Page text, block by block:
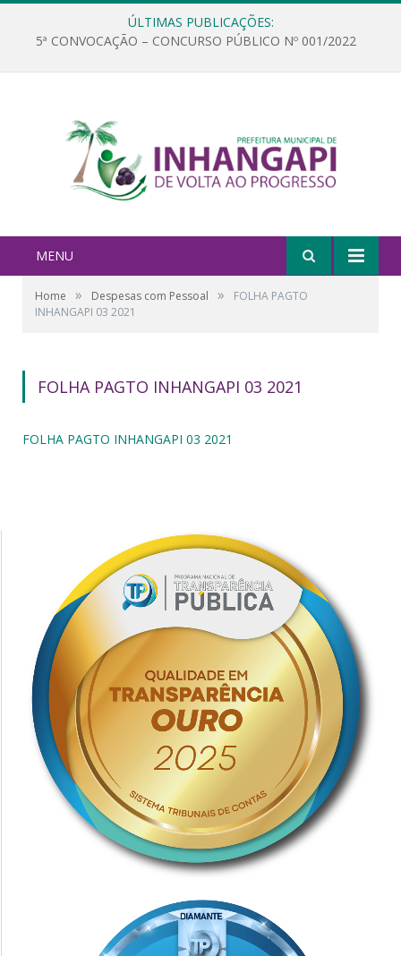
ÚLTIMAS PUBLICAÇÕES:
5ª CONVOCAÇÃO – CONCURSO PÚBLICO Nº 001/2022
MENU
Home » Despesas com Pessoal »
FOLHA PAGTO
INHANGAPI 03 2021
FOLHA PAGTO INHANGAPI 03 2021
FOLHA PAGTO INHANGAPI 03 2021